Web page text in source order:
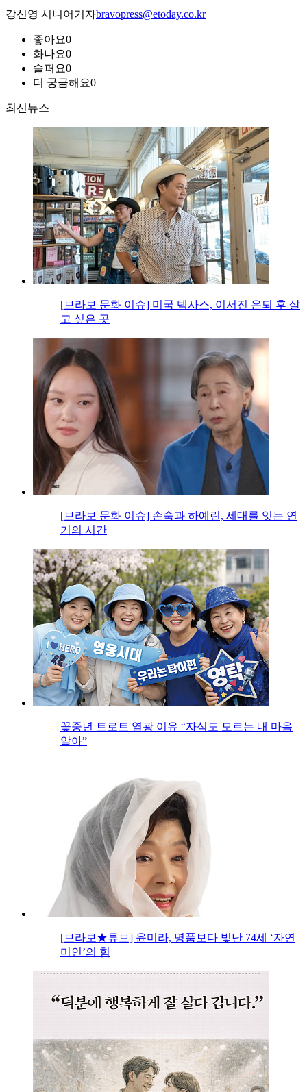
강신영 시니어기자bravopress@etoday.co.kr
좋아요0
화나요0
슬퍼요0
더 궁금해요0
최신뉴스
[브라보 문화 이슈] 미국 텍사스, 이서진 은퇴 후 살
고 싶은 곳
[브라보 문화 이슈] 손숙과 하예린, 세대를 잇는 연
기의 시간
꽃중년 트로트 열광 이유 “자식도 모르는 내 마음
알아”
[브라보★튜브] 윤미라, 명품보다 빛난 74세 ‘자연
미인’의 힘